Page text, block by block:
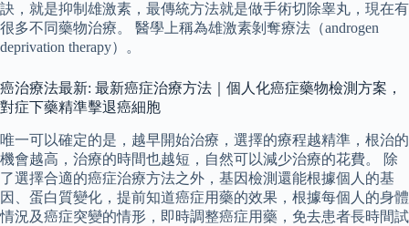
訣，就是抑制雄激素，最傳統方法就是做手術切除睾丸，現在有
很多不同藥物治療。 醫學上稱為雄激素剝奪療法（androgen
deprivation therapy）。
癌治療法最新: 最新癌症治療方法｜個人化癌症藥物檢測方案，
對症下藥精準擊退癌細胞
唯一可以確定的是，越早開始治療，選擇的療程越精準，根治的
機會越高，治療的時間也越短，自然可以減少治療的花費。 除
了選擇合適的癌症治療方法之外，基因檢測還能根據個人的基
因、蛋白質變化，提前知道癌症用藥的效果，根據每個人的身體
情況及癌症突變的情形，即時調整癌症用藥，免去患者長時間試